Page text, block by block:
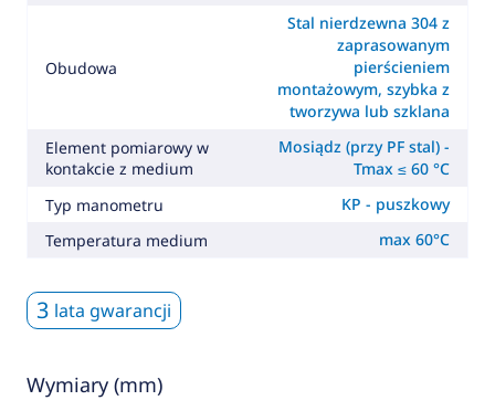
Obudowa
Stal nierdzewna 304 z
zaprasowanym
pierścieniem
montażowym, szybka z
tworzywa lub szklana
Element pomiarowy w
kontakcie z medium
Mosiądz (przy PF stal) -
Tmax ≤ 60 °C
Typ manometru
KP - puszkowy
Temperatura medium
max 60°C
3 lata gwarancji
Wymiary (mm)